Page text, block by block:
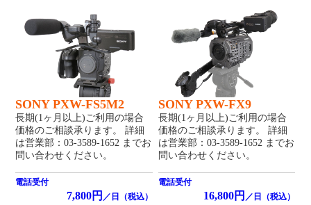
SONY PXW-FS5M2
長期(1ヶ月以上)ご利用の場合
価格のご相談承ります。 詳細
は営業部：03-3589-1652 までお
問い合わせください。
電話受付
7,800円 ／日（税込）
SONY PXW-FX9
長期(1ヶ月以上)ご利用の場合
価格のご相談承ります。 詳細
は営業部：03-3589-1652 までお
問い合わせください。
電話受付
16,800円 ／日（税込）